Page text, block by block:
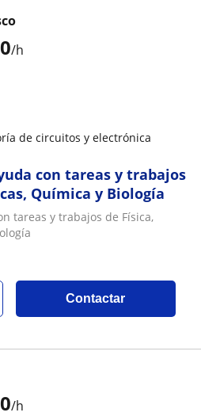
/h
de circuitos y electrónica
con tareas y trabajos
Química y Biología
tareas y trabajos de Física,
Contactar
/h